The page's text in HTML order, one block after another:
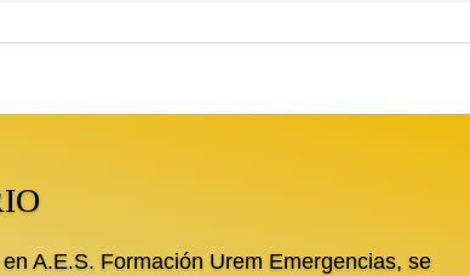
A.E.S. Formación Urem Emergencias, se